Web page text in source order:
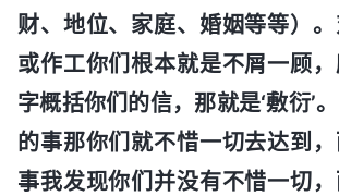
财、地位、家庭、婚姻等等）
或作工你们根本就是不屑一顾
字概括你们的信，那就是‘敷衍’
的事那你们就不惜一切去达到
事我发现你们并没有不惜一切